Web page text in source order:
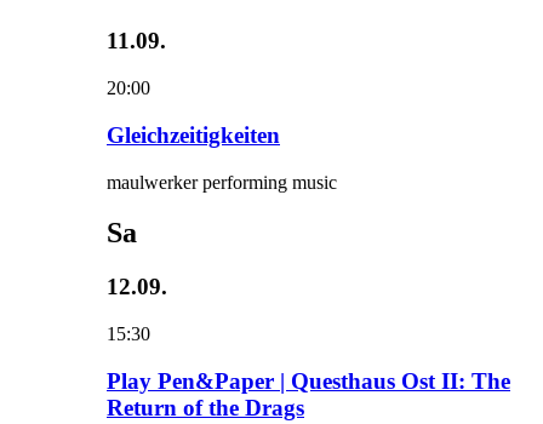
11.09.
20:00
Gleichzeitigkeiten
maulwerker performing music
Sa
12.09.
15:30
Play Pen&Paper | Questhaus Ost II: The
Return of the Drags